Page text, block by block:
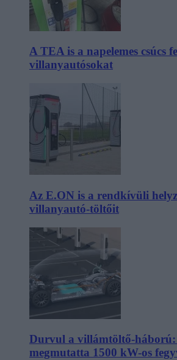
A TEA is a napelemes csúcs
villanyautósokat
Az E.ON is a rendkívüli
villanyautó-töltőit
Durvul a villámtöltő-háború:
megmutatta 1500 kW-os